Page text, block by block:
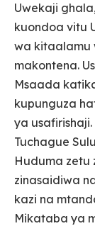
Uwekaji
kuondoa vitu
wa kitaalamu
makontena.
Msaada
kupunguza
ya
Tuchague
Huduma zetu
zinasaidiwa
kazi na
Mikataba ya